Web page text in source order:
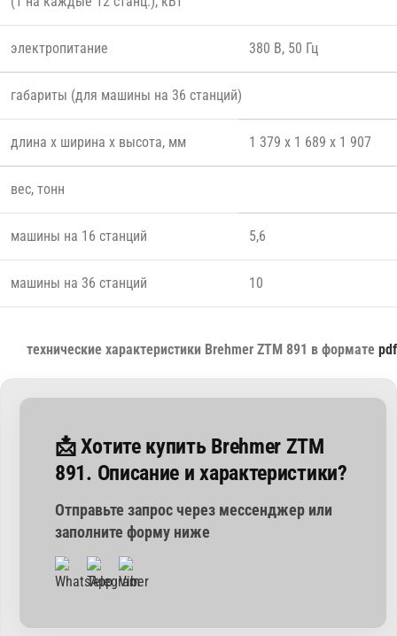
электропитание 380 В, 50 Гц
габариты (для машины на 36 станций)
длина х ширина х высота, мм 1 379 х 1 689 х 1 907
вес, тонн
машины на 16 станций 5,6
машины на 36 станций 10
технические характеристики Brehmer ZTM 891 в формате pdf
📩 Хотите купить Brehmer ZTM
891. Описание и характеристики?
Отправьте запрос через мессенджер или
заполните форму ниже